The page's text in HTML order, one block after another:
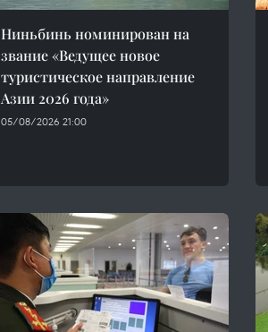
Ниньбинь номинирован на
звание «Ведущее новое
туристическое направление
Азии 2026 года»
05/08/2026 21:00